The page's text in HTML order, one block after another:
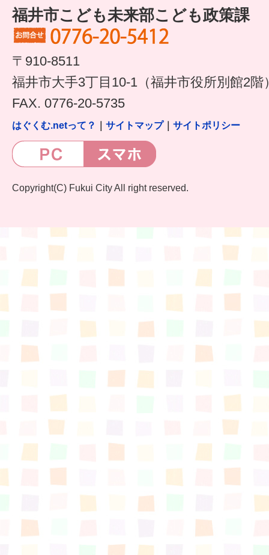
福井市こども未来部こども政策課
〒910-8511
福井市大手3丁目10-1（福井市役所別館2階
FAX. 0776-20-5735
はぐくむ.netって？ サイトマップ｜ サイトポリシー
Copyright(C) Fukui City All right reserved.
はぐくむ.net相談コーナー
みんなの知恵袋
子育て情報誌「ほっと」
福井市図書館オススメの本
お出かけ情報
病気・けが 基本情報
ワンポイント英会話
ソーシャルメディア
すまいるサポート行事案内